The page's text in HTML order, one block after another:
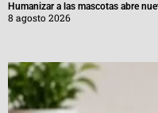
Humanizar a las mascotas abre
8 agosto 2026